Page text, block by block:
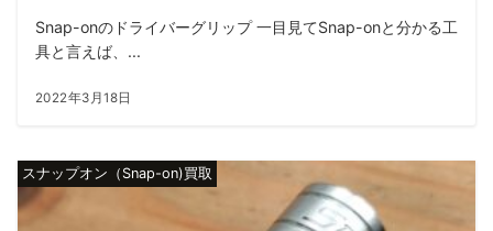
Snap-onのドライバーグリップ 一目見てSnap-onと分かる工
具と言えば、...
2022年3月18日
スナップオン（Snap-on)買取